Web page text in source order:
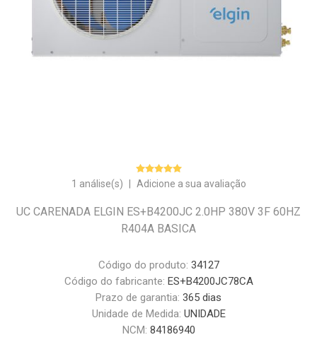
1 análise(s) Adicione a sua avaliação
UC CARENADA ELGIN ES+B4200JC 2.0HP 380V 3F 60HZ
R404A BASICA
Código do produto: 34127
Código do fabricante: ES+B4200JC78CA
Prazo de garantia: 365 dias
Unidade de Medida: UNIDADE
NCM: 84186940